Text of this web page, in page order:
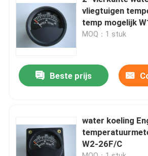
Contacteer ons
De Instrumenten van de
De Instrumenten van de
Vliegtuigencontrolebord
vliegtuigen
temp mogelijk
MOQ：1 stuk
Beste prijs
water koeling
W2-26F/C